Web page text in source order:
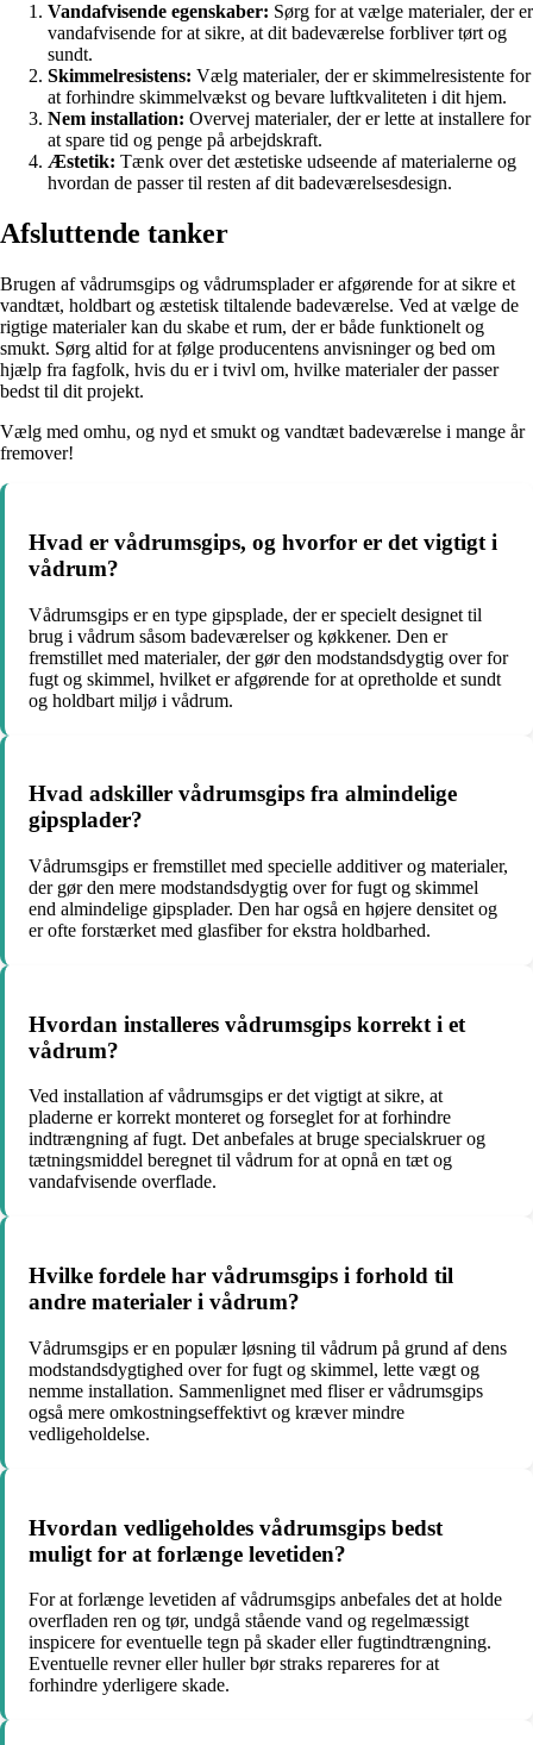
Vandafvisende egenskaber: Sørg for at vælge materialer, der er
vandafvisende for at sikre, at dit badeværelse forbliver tørt og
sundt.
Skimmelresistens: Vælg materialer, der er skimmelresistente for
at forhindre skimmelvækst og bevare luftkvaliteten i dit hjem.
Nem installation: Overvej materialer, der er lette at installere for
at spare tid og penge på arbejdskraft.
Æstetik: Tænk over det æstetiske udseende af materialerne og
hvordan de passer til resten af dit badeværelsesdesign.
Afsluttende tanker
Brugen af vådrumsgips og vådrumsplader er afgørende for at sikre et
vandtæt, holdbart og æstetisk tiltalende badeværelse. Ved at vælge de
rigtige materialer kan du skabe et rum, der er både funktionelt og
smukt. Sørg altid for at følge producentens anvisninger og bed om
hjælp fra fagfolk, hvis du er i tvivl om, hvilke materialer der passer
bedst til dit projekt.
Vælg med omhu, og nyd et smukt og vandtæt badeværelse i mange år
fremover!
Hvad er vådrumsgips, og hvorfor er det vigtigt i
vådrum?
Vådrumsgips er en type gipsplade, der er specielt designet til
brug i vådrum såsom badeværelser og køkkener. Den er
fremstillet med materialer, der gør den modstandsdygtig over for
fugt og skimmel, hvilket er afgørende for at opretholde et sundt
og holdbart miljø i vådrum.
Hvad adskiller vådrumsgips fra almindelige
gipsplader?
Vådrumsgips er fremstillet med specielle additiver og materialer,
der gør den mere modstandsdygtig over for fugt og skimmel
end almindelige gipsplader. Den har også en højere densitet og
er ofte forstærket med glasfiber for ekstra holdbarhed.
Hvordan installeres vådrumsgips korrekt i et
vådrum?
Ved installation af vådrumsgips er det vigtigt at sikre, at
pladerne er korrekt monteret og forseglet for at forhindre
indtrængning af fugt. Det anbefales at bruge specialskruer og
tætningsmiddel beregnet til vådrum for at opnå en tæt og
vandafvisende overflade.
Hvilke fordele har vådrumsgips i forhold til
andre materialer i vådrum?
Vådrumsgips er en populær løsning til vådrum på grund af dens
modstandsdygtighed over for fugt og skimmel, lette vægt og
nemme installation. Sammenlignet med fliser er vådrumsgips
også mere omkostningseffektivt og kræver mindre
vedligeholdelse.
Hvordan vedligeholdes vådrumsgips bedst
muligt for at forlænge levetiden?
For at forlænge levetiden af vådrumsgips anbefales det at holde
overfladen ren og tør, undgå stående vand og regelmæssigt
inspicere for eventuelle tegn på skader eller fugtindtrængning.
Eventuelle revner eller huller bør straks repareres for at
forhindre yderligere skade.